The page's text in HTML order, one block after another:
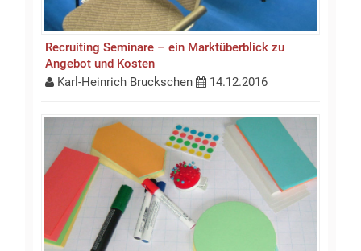
Recruiting Seminare – ein Marktüberblick zu
Angebot und Kosten
Karl-Heinrich Bruckschen
14.12.2016